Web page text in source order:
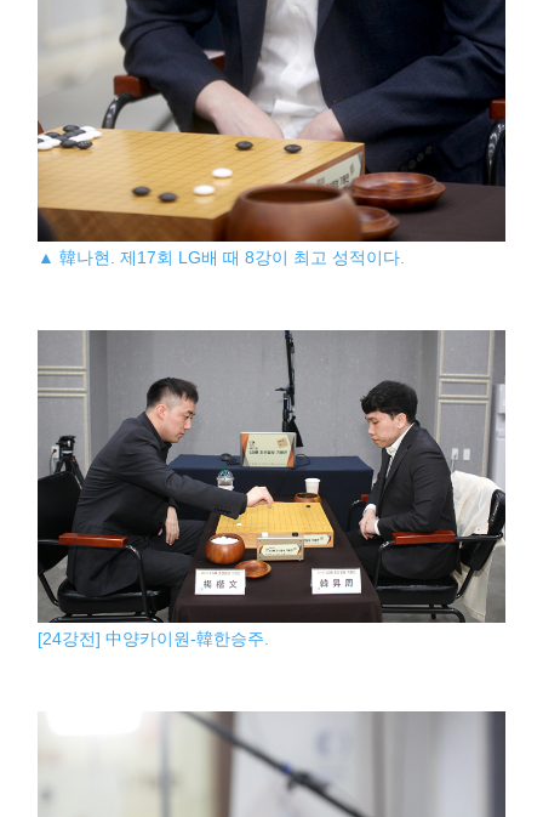
▲ 韓나현. 제17회 LG배 때 8강이 최고 성적이다.
[24강전] 中양카이원-韓한승주.